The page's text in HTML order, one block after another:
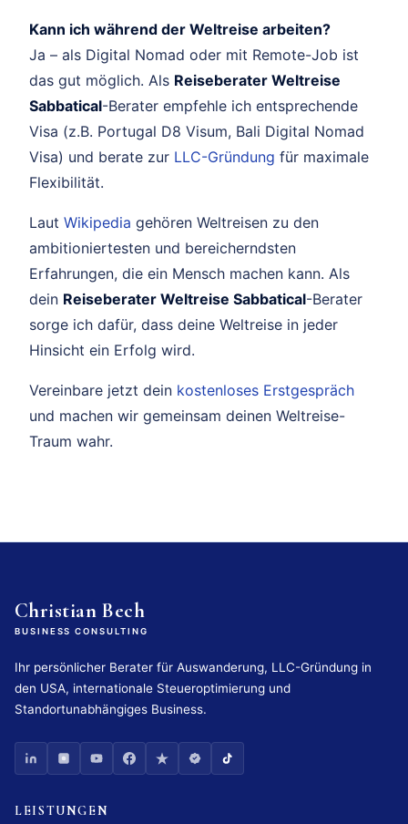
Kann ich während der Weltreise arbeiten?
Ja – als Digital Nomad oder mit Remote-Job ist
das gut möglich. Als Reiseberater Weltreise
Sabbatical-Berater empfehle ich entsprechende
Visa (z.B. Portugal D8 Visum, Bali Digital Nomad
Visa) und berate zur LLC-Gründung für maximale
Flexibilität.
Laut Wikipedia gehören Weltreisen zu den
ambitioniertesten und bereicherndsten
Erfahrungen, die ein Mensch machen kann. Als
dein Reiseberater Weltreise Sabbatical-Berater
sorge ich dafür, dass deine Weltreise in jeder
Hinsicht ein Erfolg wird.
Vereinbare jetzt dein kostenloses Erstgespräch
und machen wir gemeinsam deinen Weltreise-
Traum wahr.
Christian Bech
BUSINESS CONSULTING
Ihr persönlicher Berater für Auswanderung, LLC-Gründung in
den USA, internationale Steueroptimierung und
Standortunabhängiges Business.
LEISTUNGEN